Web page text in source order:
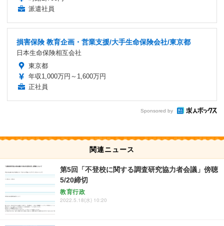
派遣社員
損害保険 教育企画・営業支援/大手生命保険会社/東京都
日本生命保険相互会社
東京都
年収1,000万円～1,600万円
正社員
Sponsored by
関連ニュース
第5回「不登校に関する調査研究協力者会議」傍聴
5/20締切
教育行政
2022.5.18(水) 10:20